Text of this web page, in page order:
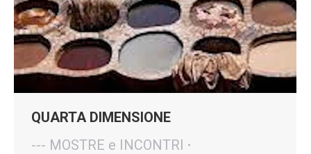
QUARTA DIMENSIONE
--- MOSTRE e INCONTRI